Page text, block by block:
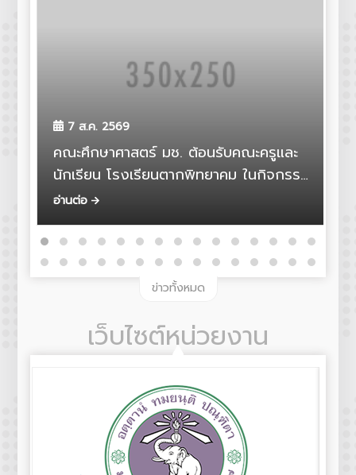
7 ส.ค. 2569
คณะศึกษาศาสตร์ มช. ต้อนรับคณะครูและ
นักเรียน โรงเรียนตากพิทยาคม ในกิจกรรม
CMU Campus Tour 2026
อ่านต่อ
ข่าวทั้งหมด
เว็บไซต์หน่วยงาน